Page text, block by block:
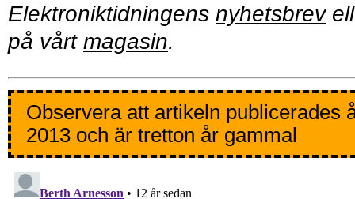
Elektroniktidningens nyhetsbrev
på vårt magasin.
Observera att artikeln publicerades
2013 och är tretton år gammal